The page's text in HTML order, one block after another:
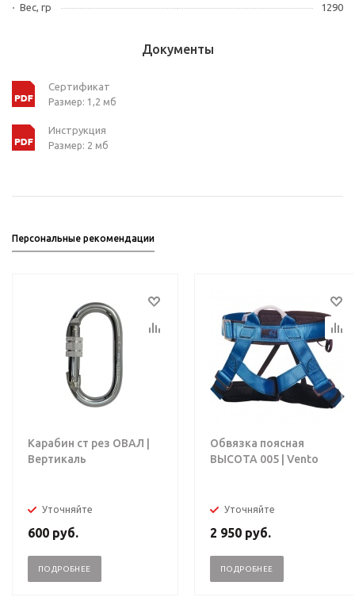
Вес, гр
1290
Документы
Сертификат
Размер: 1,2 мб
Инструкция
Размер: 2 мб
Персональные рекомендации
Карабин ст рез ОВАЛ |
Вертикаль
Уточняйте
600 руб.
ПОДРОБНЕЕ
Обвязка поясная
ВЫСОТА 005 | Vento
Уточняйте
2 950 руб.
ПОДРОБНЕЕ